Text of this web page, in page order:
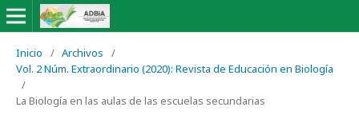
Inicio / Archivos
/
Vol. 2 Núm. Extraordinario (2020): Revista de Educación en Biología
/
La Biología en las aulas de las escuelas secundarias